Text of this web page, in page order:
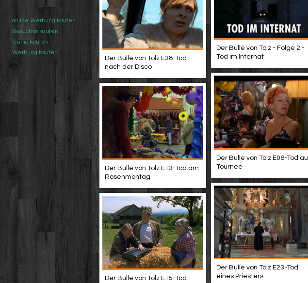
online Werbung kaufen
Besucher kaufen
Traffic kaufen
Werbung kaufen
Der Bulle von Tölz - Folge 2 -
Tod im Internat
Der Bulle von Tölz E38-Tod
nach der Disco
Der Bulle von Tölz E06-Tod
Tournee
Der Bulle von Tölz E13-Tod am
Rosenmontag
Der Bulle von Tölz E23-Tod
eines Priesters
Der Bulle von Tölz E15-Tod